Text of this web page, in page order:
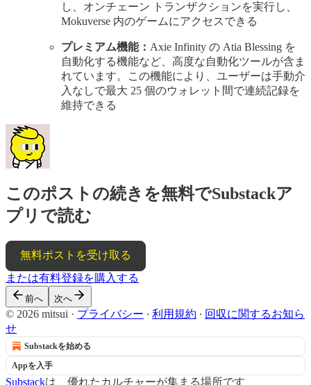
し、オンチェーン トランザクションを実行し、
Mokuverse 内のゲームにアクセスできる
プレミアム機能： Axie Infinity の Atia Blessing を
自動化する機能など、高度な自動化ツールが含ま
れています。この機能により、ユーザーは手動介
入なしで最大 25 個のウォレット間で連続記録を
維持できる
このポストの続きを無料でSubstackア
プリで読む
無料ポストを受け取る
または有料登録を購入する
前へ 次へ
© 2026 mitsui · プライバシー ∙ 利用規約 ∙ 回収に関するお知ら
せ
Substackを始める
Appを入手
Substackは、優れたカルチャーが集まる場所です